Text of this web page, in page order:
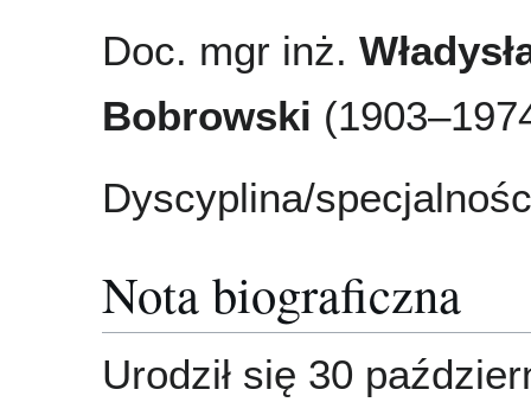
Doc. mgr inż.
Bobrowski
Dyscyplina/
Nota biograficzna
Urodził się 30